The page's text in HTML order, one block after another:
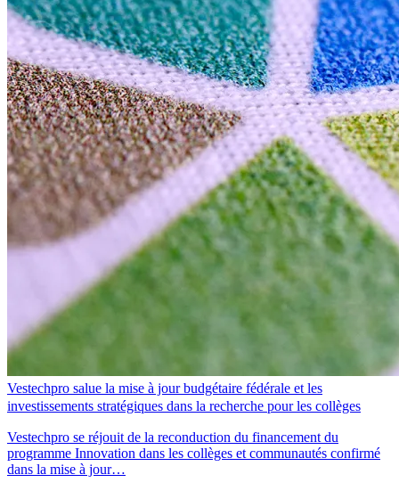
Vestechpro salue la mise à jour budgétaire fédérale et les
investissements stratégiques dans la recherche pour les collèges
Vestechpro se réjouit de la reconduction du financement du
programme Innovation dans les collèges et communautés confirmé
dans la mise à jour…